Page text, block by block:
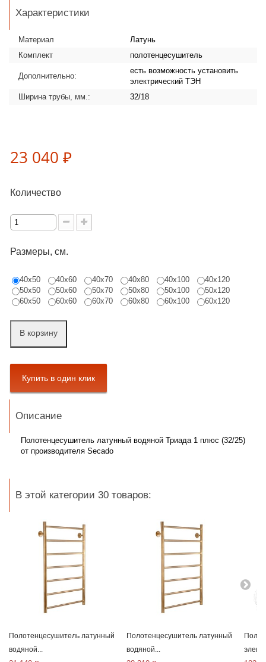
Характеристики
Материал
Латунь
Комплект
полотенцесушитель
Дополнительно:
есть возможность установить
электрический ТЭН
Ширина трубы, мм.:
32/18
23 040 ₽
Количество
Размеры, см.
40х50 40х60 40х70 40х80 40х100
40х120
50х50
50х60 50х70 50х80 50х100
50х120
60х50
60х60 60х70 60х80 60х100 60х120
В корзину
Описание
Полотенцесушитель латунный водяной Триада 1 плюс (32/25)
от производителя Secado
В этой категории 30 товаров:
Полотенцесушитель латунный
водяной...
Полотенцесушитель латунный
водяной...